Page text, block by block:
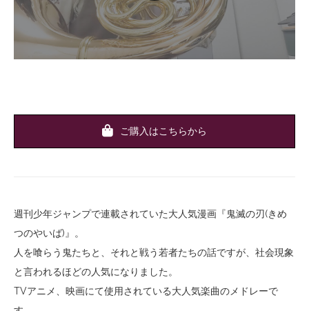
ご購入はこちらから
週刊少年ジャンプで連載されていた大人気漫画『鬼滅の刃(きめ
つのやいば)』。
人を喰らう鬼たちと、それと戦う若者たちの話ですが、社会現象
と言われるほどの人気になりました。
TVアニメ、映画にて使用されている大人気楽曲のメドレーで